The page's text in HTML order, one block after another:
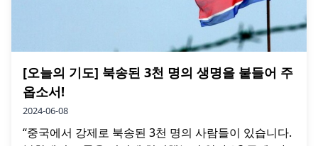
[오늘의 기도] 북송된 3천 명의 생명을 붙들어 주
옵소서!
2024-06-08
“중국에서 강제로 북송된 3천 명의 사람들이 있습니다.